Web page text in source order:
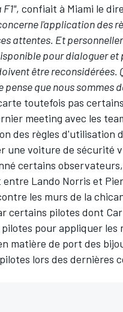
, confiait à Miami le
l'application des
attentes. Et
pour dialoguer
être reconsidérées.
pense que nous sommes
toutefois pas
meeting avec les
des règles d'utilisation
une voiture de sécurité
certains
Lando Norris et
les murs de la
certains pilotes dont
pour appliquer
matière de port des
lors des dernières